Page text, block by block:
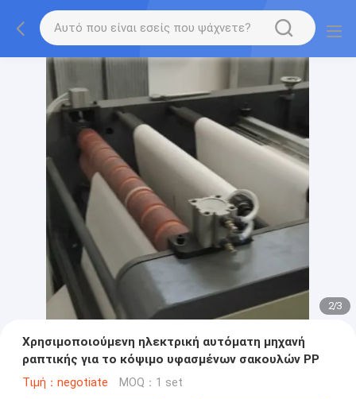
2/3
Χρησιμοποιούμενη ηλεκτρική αυτόματη μηχανή
ραπτικής για το κόψιμο υφασμένων σακουλών PP
Τιμή：negotiate MOQ：1 set